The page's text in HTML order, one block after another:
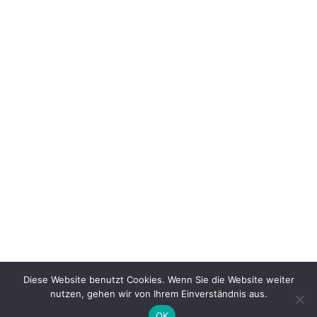
IMPRESSUM
Diese Website benutzt Cookies. Wenn Sie die Website weiter
nutzen, gehen wir von Ihrem Einverständnis aus.